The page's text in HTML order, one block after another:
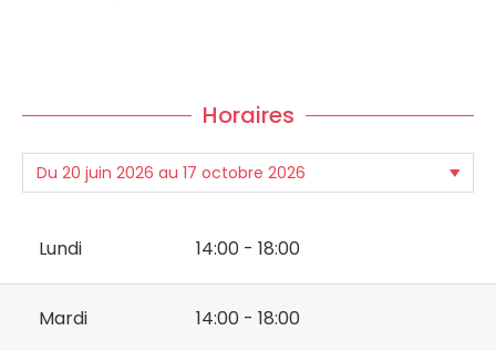
Horaires
Lundi 14:00 - 18:00
Mardi 14:00 - 18:00